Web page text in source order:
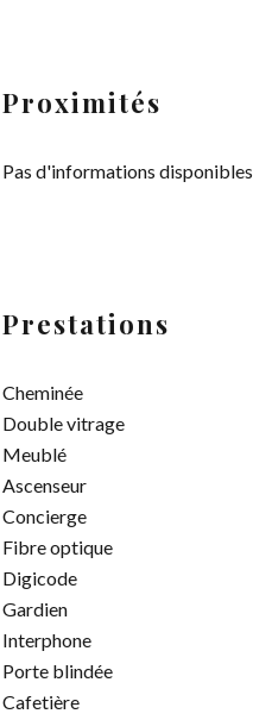
Proximités
Pas d'informations disponibles
Prestations
Cheminée
Double vitrage
Meublé
Ascenseur
Concierge
Fibre optique
Digicode
Gardien
Interphone
Porte blindée
Cafetière